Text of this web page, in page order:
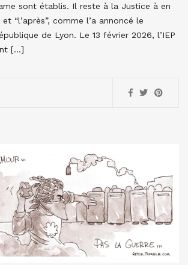
sont établis. Il reste à la Justice à en
et “l’après”, comme l’a annoncé le
de Lyon. Le 13 février 2026, l’IEP
[…]